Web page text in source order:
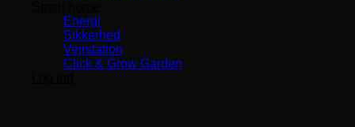
Energi
Sikkerhed
Vejrstation
Click & Grow Garden